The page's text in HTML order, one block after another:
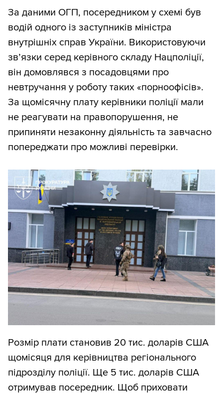
За даними ОГП, посередником у схемі був
водій одного із заступників міністра
внутрішніх справ України. Використовуючи
зв’язки серед керівного складу Нацполіції,
він домовлявся з посадовцями про
невтручання у роботу таких «порноофісів».
За щомісячну плату керівники поліції мали
не реагувати на правопорушення, не
припиняти незаконну діяльність та завчасно
попереджати про можливі перевірки.
Розмір плати становив 20 тис. доларів США
щомісяця для керівництва регіонального
підрозділу поліції. Ще 5 тис. доларів США
отримував посередник. Щоб приховати